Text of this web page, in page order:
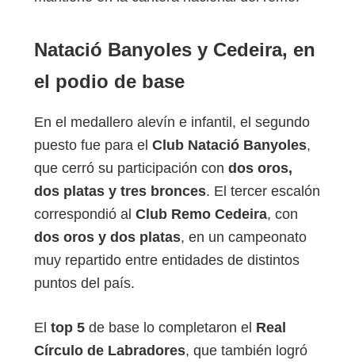
Natació Banyoles y Cedeira, en
el podio de base
En el medallero alevín e infantil, el segundo
puesto fue para el Club Natació Banyoles,
que cerró su participación con dos oros,
dos platas y tres bronces. El tercer escalón
correspondió al Club Remo Cedeira, con
dos oros y dos platas, en un campeonato
muy repartido entre entidades de distintos
puntos del país.
El top 5 de base lo completaron el Real
Círculo de Labradores, que también logró